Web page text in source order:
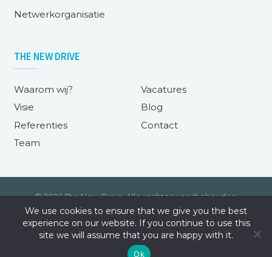
Netwerkorganisatie
THE NEW DRIVE
Waarom wij?
Visie
Referenties
Team
Vacatures
Blog
Contact
© 2026 The New Drive. Alle rechten voorbehouden.
Disclaimer Voorwaarden
We use cookies to ensure that we give you the best
experience on our website. If you continue to use this
site we will assume that you are happy with it.
Ok